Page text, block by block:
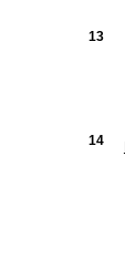
13
14